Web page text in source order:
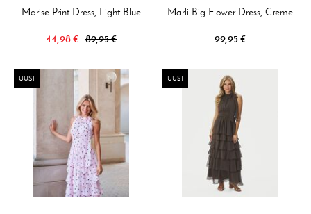
Marise Print Dress, Light Blue
44,98 € 89,95 €
Marli Big Flower Dress, Creme
99,95 €
UUSI UUSI